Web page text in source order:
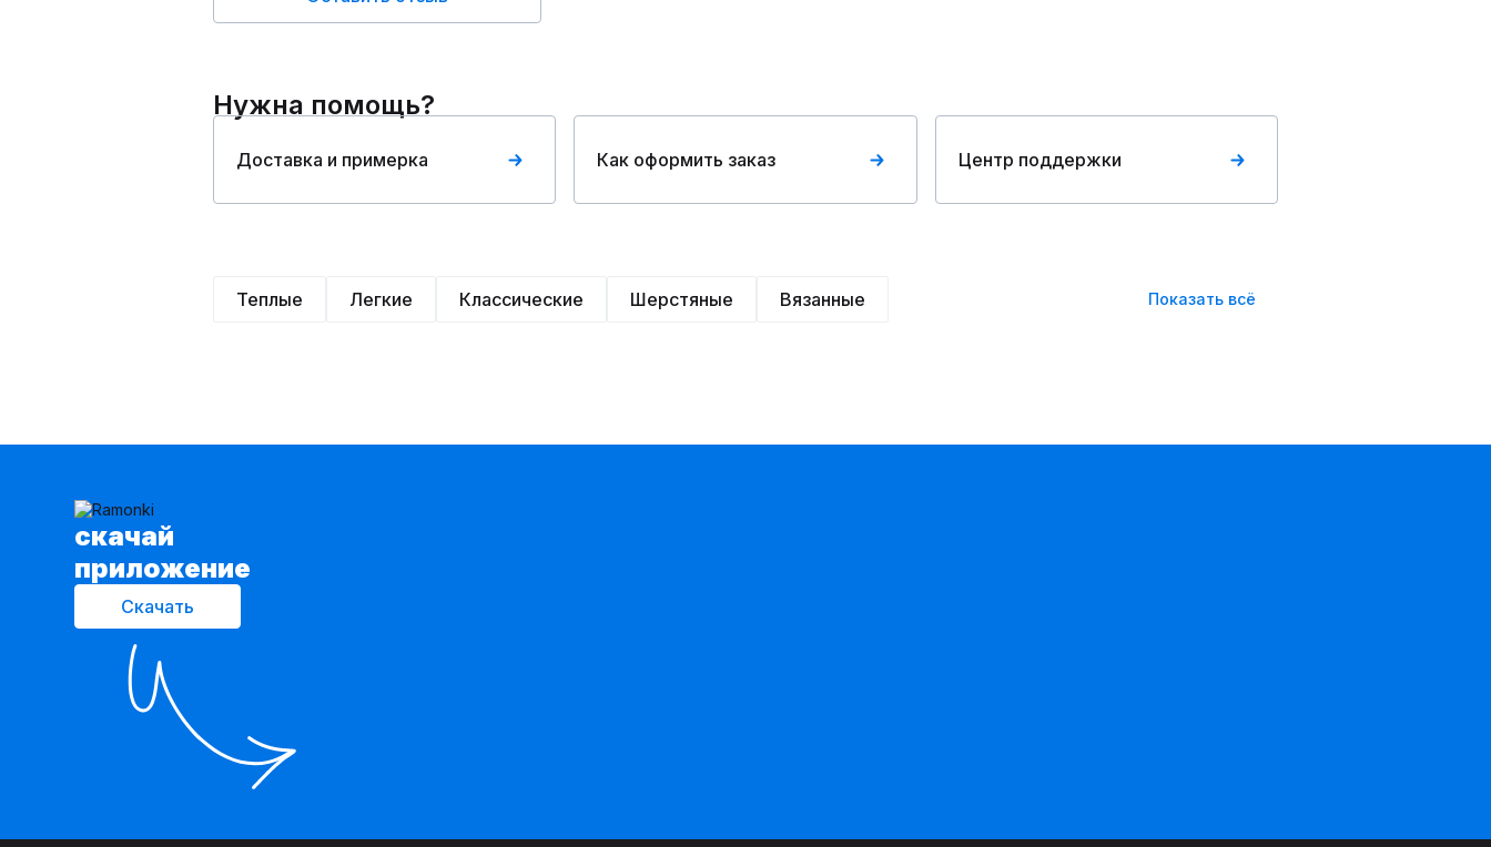
Нужна помощь?
Доставка и примерка Как оформить заказ Центр поддержки
Теплые Легкие Классические Шерстяные Вязанные Показать всё
cкачай
приложение
Скачать